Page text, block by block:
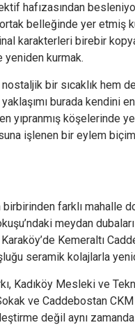
hafızasından
belleğinde yer etmiş
karakterleri birebir
yeniden kurmak.
bir sıcaklık hem
burada kendini
köşelerinde
işlenen bir eylem
farklı mahalle
meydan
Kemeraltı
seramik kolajlarla
Kadıköy Mesleki ve
ve Caddebostan CKM
değil aynı